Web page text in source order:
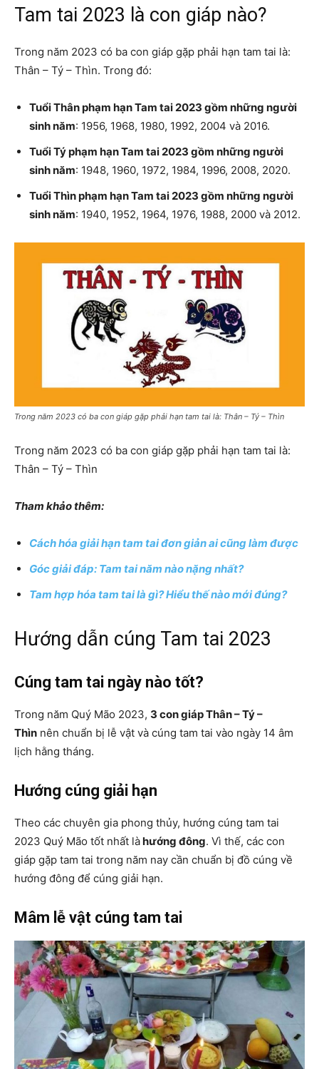
Tam tai 2023 là con giáp nào?
Trong năm 2023 có ba con giáp gặp phải hạn tam tai là:
Thân – Tý – Thìn. Trong đó:
Tuổi Thân phạm hạn Tam tai 2023 gồm những người
sinh năm: 1956, 1968, 1980, 1992, 2004 và 2016.
Tuổi Tý phạm hạn Tam tai 2023 gồm những người
sinh năm: 1948, 1960, 1972, 1984, 1996, 2008, 2020.
Tuổi Thìn phạm hạn Tam tai 2023 gồm những người
sinh năm: 1940, 1952, 1964, 1976, 1988, 2000 và 2012.
Trong năm 2023 có ba con giáp gặp phải hạn tam tai là: Thân – Tý – Thìn
Trong năm 2023 có ba con giáp gặp phải hạn tam tai là:
Thân – Tý – Thìn
Tham khảo thêm:
Cách hóa giải hạn tam tai đơn giản ai cũng làm được
Góc giải đáp: Tam tai năm nào nặng nhất?
Tam hợp hóa tam tai là gì? Hiểu thế nào mới đúng?
Hướng dẫn cúng Tam tai 2023
Cúng tam tai ngày nào tốt?
Trong năm Quý Mão 2023, 3 con giáp Thân – Tý –
Thìn nên chuẩn bị lễ vật và cúng tam tai vào ngày 14 âm
lịch hằng tháng.
Hướng cúng giải hạn
Theo các chuyên gia phong thủy, hướng cúng tam tai
2023 Quý Mão tốt nhất làhướng đông. Vì thế, các con
giáp gặp tam tai trong năm nay cần chuẩn bị đồ cúng về
hướng đông để cúng giải hạn.
Mâm lễ vật cúng tam tai